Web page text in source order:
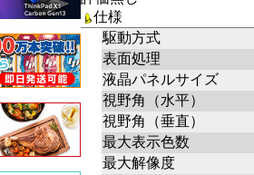
仕様
駆動方式
表面処理
液晶パネルサイズ
視野角（水平）
視野角（垂直）
最大表示色数
最大解像度